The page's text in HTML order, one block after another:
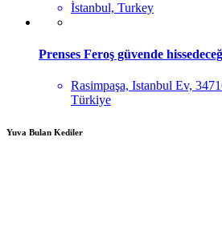
İstanbul, Turkey
Prenses Feroş güvende
Rasimpaşa, Istanbul Ev,
Türkiye
Yuva Bulan Kediler